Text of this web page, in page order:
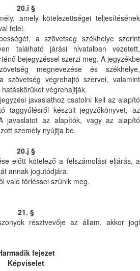
20.i §
amely kötelezettségei teljesítésének
felel.
a szövetség székhelye szerint
található járási hivatalban vezetett,
bejegyzéssel szerzi meg. A jegyzékbe
megnevezése és székhelye,
szövetség végrehajtó szervei, valamint
végrehajtják.
javaslathoz csatolni kell az alapító
taggyűlésről készült jegyzőkönyvet, az
javaslatot az alapítók, vagy az alapító
személy nyújtja be.
20.j §
előtt kötelező a felszámolási eljárás, a
annak jogutódjára.
való törléssel szűnik meg.
21. §
résztvevője az állam, akkor jogi
fejezet
Képviselet